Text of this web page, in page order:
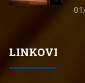
LINKOVI